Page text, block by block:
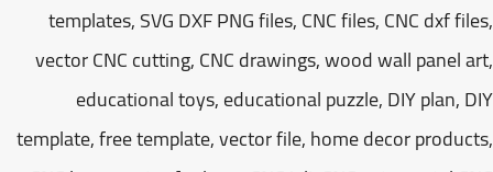
templates, SVG DXF PNG files, CNC files, CNC dxf
vector CNC cutting, CNC drawings, wood wall panel
educational toys, educational puzzle, DIY plan,
template, free template, vector file, home decor